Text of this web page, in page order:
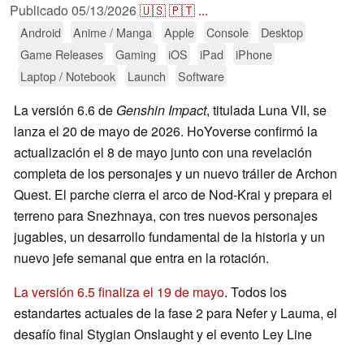
Publicado 05/13/2026🇺🇸🇵🇹 ...
Android Anime / Manga Apple Console
Desktop
Game Releases
Gaming iOS iPad
iPhone
Laptop / Notebook
Launch Software
La versión 6.6 de Genshin Impact, titulada Luna VII, se
lanza el 20 de mayo de 2026. HoYoverse confirmó la
actualización el 8 de mayo junto con una revelación
completa de los personajes y un nuevo tráiler de Archon
Quest. El parche cierra el arco de Nod-Krai y prepara el
terreno para Snezhnaya, con tres nuevos personajes
jugables, un desarrollo fundamental de la historia y un
nuevo jefe semanal que entra en la rotación.
La versión 6.5 finaliza el 19 de mayo. Todos los
estandartes actuales de la fase 2 para Nefer y Lauma, el
desafío final Stygian Onslaught y el evento Ley Line